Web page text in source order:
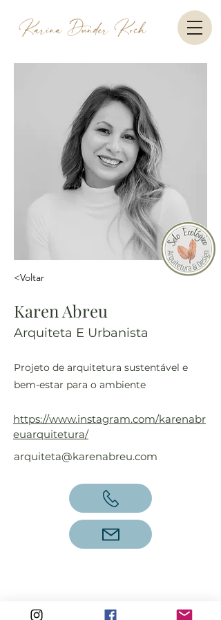
<Voltar
Karen Abreu
Arquiteta E Urbanista
Projeto de arquitetura sustentável e
bem-estar para o ambiente
https://www.instagram.com/karenabr
euarquitetura/
arquiteta@karenabreu.com